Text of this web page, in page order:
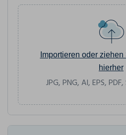
Importieren oder
hierher
JPG, PNG, AI, EPS,